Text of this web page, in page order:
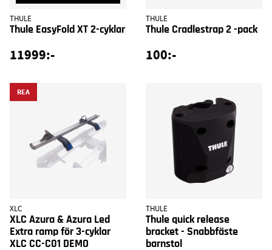
THULE
Thule EasyFold XT 2-cyklar
11999:-
THULE
Thule Cradlestrap 2 -pack
100:-
REA
XLC
XLC Azura & Azura Led
Extra ramp för 3-cyklar
XLC CC-C01 DEMO
THULE
Thule quick release
bracket - Snabbfäste
barnstol